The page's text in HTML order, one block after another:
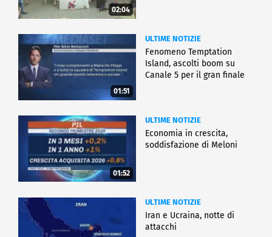
02:04
01:51
ULTIME NOTIZIE
Fenomeno Temptation
Island, ascolti boom su
Canale 5 per il gran finale
01:52
ULTIME NOTIZIE
Economia in crescita,
soddisfazione di Meloni
ULTIME NOTIZIE
Iran e Ucraina, notte di
attacchi